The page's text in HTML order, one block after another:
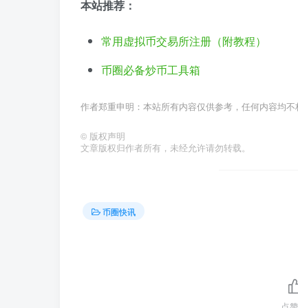
本站推荐：
常用虚拟币交易所注册（附教程）
币圈必备炒币工具箱
作者郑重申明：本站所有内容仅供参考，任何内容均不
© 版权声明
文章版权归作者所有，未经允许请勿转载。
币圈快讯